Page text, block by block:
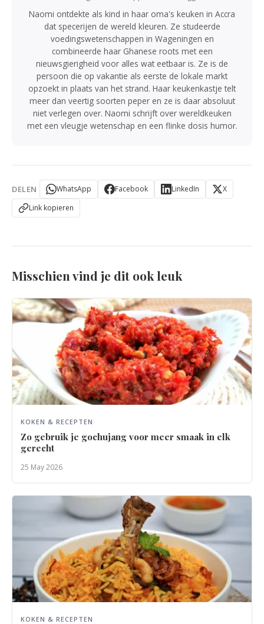
Naomi ontdekte als kind in haar oma's keuken in Accra
dat specerijen de wereld kleuren. Ze studeerde
voedingswetenschappen in Wageningen en
combineerde haar Ghanese roots met een
nieuwsgierigheid voor alles wat eetbaar is. Ze is de
persoon die op vakantie als eerste de lokale markt
opzoekt in plaats van het strand. Haar keukenkastje telt
meer dan veertig soorten peper en ze is daar absoluut
niet verlegen over. Naomi schrijft over wereldkeuken
met een vleugje wetenschap en een flinke dosis humor.
DELEN WhatsApp Facebook LinkedIn
X
Link kopieren
Misschien vind je dit ook leuk
KOKEN & RECEPTEN
Zo gebruik je gochujang voor meer smaak in elk
gerecht
25 May 2026
KOKEN & RECEPTEN